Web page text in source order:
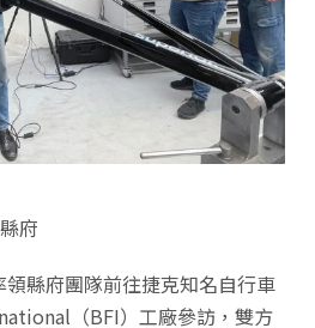
府
縣府團隊前往捷克知名自行車
（BFI）工廠參訪，雙方